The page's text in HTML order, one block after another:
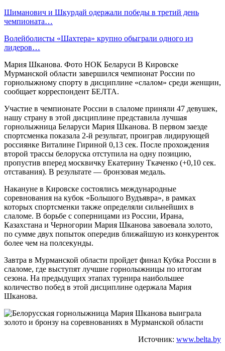
Шиманович и Шкурдай одержали победы в третий день
чемпионата…
Волейболисты «Шахтера» крупно обыграли одного из
лидеров…
Мария Шканова. Фото НОК Беларуси В Кировске
Мурманской области завершился чемпионат России по
горнолыжному спорту в дисциплине «слалом» среди женщин,
сообщает корреспондент БЕЛТА.
Участие в чемпионате России в слаломе приняли 47 девушек,
нашу страну в этой дисциплине представила лучшая
горнолыжница Беларуси Мария Шканова. В первом заезде
спортсменка показала 2-й результат, проиграв лидирующей
россиянке Виталине Гириной 0,13 сек. После прохождения
второй трассы белоруска отступила на одну позицию,
пропустив вперед москвичку Екатерину Ткаченко (+0,10 сек.
отставания). В результате — бронзовая медаль.
Накануне в Кировске состоялись международные
соревнования на кубок «Большого Вудъявра», в рамках
которых спортсменки также определяли сильнейших в
слаломе. В борьбе с соперницами из России, Ирана,
Казахстана и Черногории Мария Шканова завоевала золото,
по сумме двух попыток опередив ближайшую из конкуренток
более чем на полсекунды.
Завтра в Мурманской области пройдет финал Кубка России в
слаломе, где выступят лучшие горнолыжницы по итогам
сезона. На предыдущих этапах турнира наибольшее
количество побед в этой дисциплине одержала Мария
Шканова.
Источник: www.belta.by